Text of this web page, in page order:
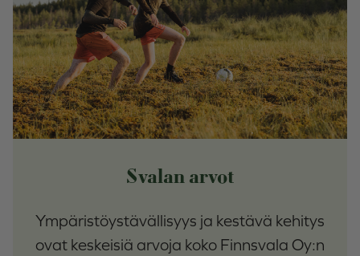
Svalan arvot
Ympäristöystävällisyys ja kestävä kehitys
ovat keskeisiä arvoja koko Finnsvala Oy:n